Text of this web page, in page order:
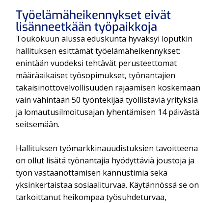
Työelämäheikennykset eivät
lisänneetkään työpaikkoja
Toukokuun alussa eduskunta hyväksyi loputkin
hallituksen esittämät työelämäheikennykset:
enintään vuodeksi tehtävät perusteettomat
määräaikaiset työsopimukset, työnantajien
takaisinottovelvollisuuden rajaamisen koskemaan
vain vähintään 50 työntekijää työllistäviä yrityksiä
ja lomautusilmoitusajan lyhentämisen 14 päivästä
seitsemään.
Hallituksen työmarkkinauudistuksien tavoitteena
on ollut lisätä työnantajia hyödyttäviä joustoja ja
työn vastaanottamisen kannustimia sekä
yksinkertaistaa sosiaaliturvaa. Käytännössä se on
tarkoittanut heikompaa työsuhdeturvaa,